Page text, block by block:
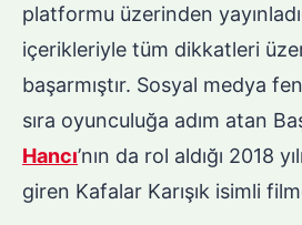
platformu üzerinden
içerikleriyle tüm dikkatleri
başarmıştır. Sosyal medya
sıra oyunculuğa adım atan
Hancı’nın da rol aldığı 2018
giren Kafalar Karışık isimli